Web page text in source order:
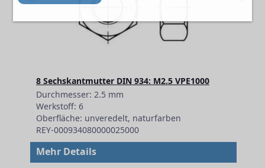
8 Sechskantmutter DIN 934: M2.5 VPE1000
Durchmesser: 2.5 mm
Werkstoff: 6
Oberfläche: unveredelt, naturfarben
REY-000934080000025000
Mehr Details